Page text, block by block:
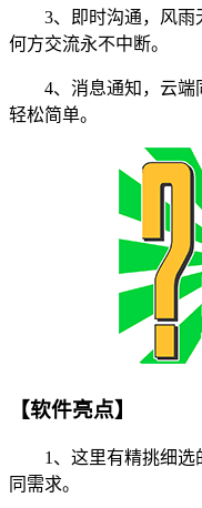
3、即时沟通，风雨
何方交流永不中断。
4、消息通知，云端
轻松简单。
【软件亮点】
1、这里有精挑细选
同需求。